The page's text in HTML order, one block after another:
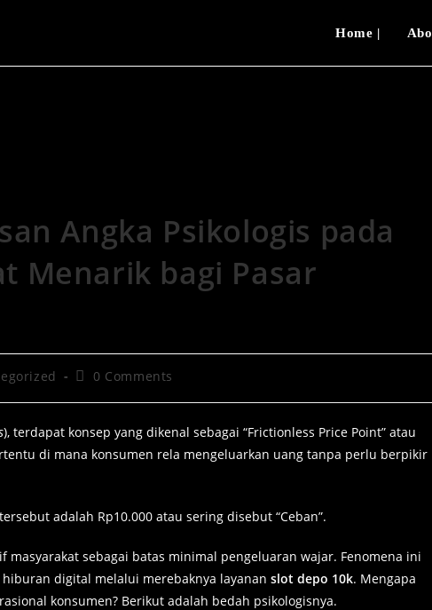
Home |
Angka Psikologis pada
Menarik bagi Pasar
0 Comments
), terdapat konsep yang dikenal sebagai “Frictionless Price Point” atau
di mana konsumen rela mengeluarkan uang tanpa perlu berpikir
adalah Rp10.000 atau sering disebut “Ceban”.
sebagai batas minimal pengeluaran wajar. Fenomena ini
digital melalui merebaknya layanan slot depo 10k. Mengapa
konsumen? Berikut adalah bedah psikologisnya.